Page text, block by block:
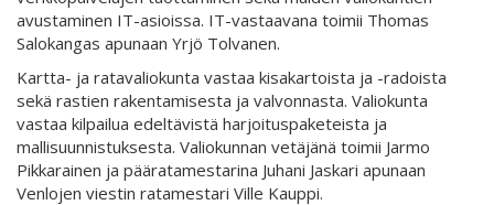
avustaminen IT-asioissa. IT-vastaavana toimii Thomas
Salokangas apunaan Yrjö Tolvanen.
Kartta- ja ratavaliokunta vastaa kisakartoista ja -radoista
sekä rastien rakentamisesta ja valvonnasta. Valiokunta
vastaa kilpailua edeltävistä harjoituspaketeista ja
mallisuunnistuksesta. Valiokunnan vetäjänä toimii Jarmo
Pikkarainen ja pääratamestarina Juhani Jaskari apunaan
Venlojen viestin ratamestari Ville Kauppi.